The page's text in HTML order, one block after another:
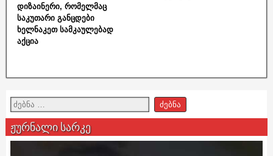
დიზაინერი, რომელმაც
საკუთარი განცდები
ხელნაკეთ სამკაულებად
აქცია
ჟურნალი სარკე